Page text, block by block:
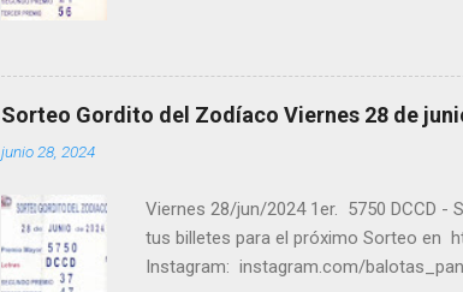
facebook.com/balotas Pruebe su
una forma segura y legal
los ganadores ! y a los que no ganaron
recuerden visitarnos en balotas.com
Sorteo Gordito del Zodíaco Viernes 28 de
junio 28, 2024
Viernes 28/jun/2024 1er. 5750 DCCD -
tus billetes para el próximo Sorteo en
Instagram: instagram.com/